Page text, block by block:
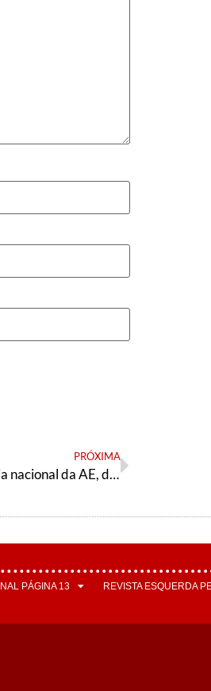
PRÓXIMA
Convocatória da plenária nacional da AE, dias 13, 14 e 15/12/2019
PÁGINA 13 REVISTA ESQUERDA